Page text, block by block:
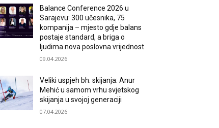
Balance Conference 2026 u
Sarajevu: 300 učesnika, 75
kompanija – mjesto gdje balans
postaje standard, a briga o
ljudima nova poslovna vrijednost
09.04.2026
Veliki uspjeh bh. skijanja: Anur
Mehić u samom vrhu svjetskog
skijanja u svojoj generaciji
07.04.2026